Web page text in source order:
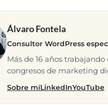
Álvaro Fontela
Consultor WordPress
Más de 16 años
congresos de marketing
Sobre míLinkedInYouTube